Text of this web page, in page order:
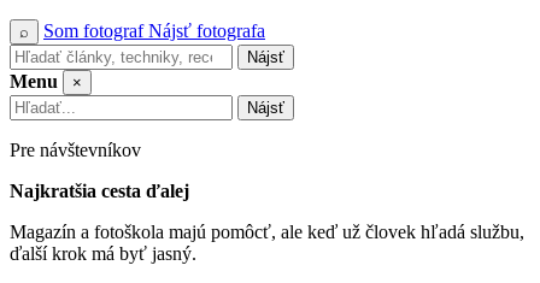
⌕ Som fotografNájsť fotografa
Nájsť
Menu
×
Nájsť
Pre návštevníkov
Najkratšia cesta ďalej
Magazín a fotoškola majú pomôcť, ale keď už človek hľadá službu,
ďalší krok má byť jasný.